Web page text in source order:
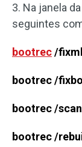
3. Na janela
seguintes
bootrec/
bootrec /
bootrec /
bootrec /